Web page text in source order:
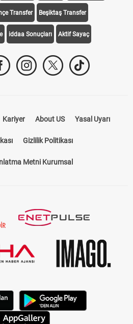
Transfer Beşiktaş Transfer
iddaa Sonuçları Aktif Sayaç
Kariyer About US Yasal Uyarı
Gizlilik Politikası
Metni Kurumsal